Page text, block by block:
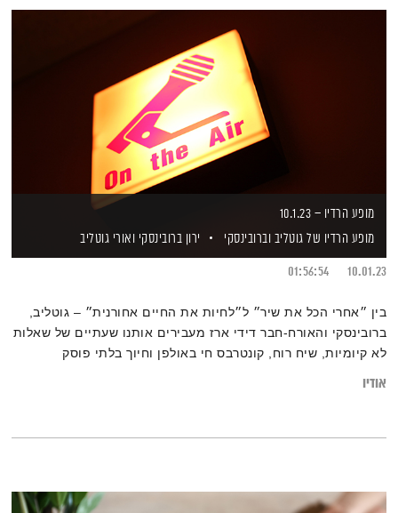
מופע הרדיו – 10.1.23
מופע הרדיו של גוטליב וברובינסקי
ירון ברובינסקי ואורי גוטליב
10.01.23
01:56:54
בין ״אחרי הכל את שיר״ ל״לחיות את החיים אחורנית״ – גוטליב,
ברובינסקי והאורח-חבר דידי ארז מעבירים אותנו שעתיים של שאלות
לא קיומיות, שיח רוח, קונטרבס חי באולפן וחיוך בלתי פוסק
אודיו